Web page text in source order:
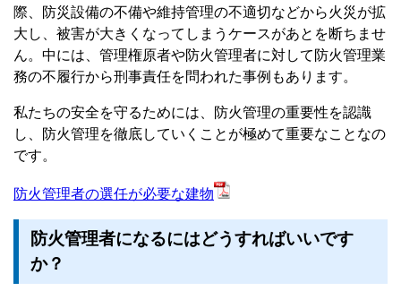
際、防災設備の不備や維持管理の不適切などから火災が拡
大し、被害が大きくなってしまうケースがあとを断ちませ
ん。中には、管理権原者や防火管理者に対して防火管理業
務の不履行から刑事責任を問われた事例もあります。
私たちの安全を守るためには、防火管理の重要性を認識
し、防火管理を徹底していくことが極めて重要なことなの
です。
防火管理者の選任が必要な建物
防火管理者になるにはどうすればいいです
か？